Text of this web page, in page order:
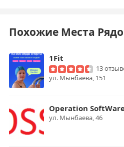
Похожие Места
1Fit
13
ул. Мынбаева, 151
Operation
ул. Мынбаева, 46